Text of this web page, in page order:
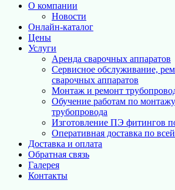
О компании
Новости
Онлайн-каталог
Цены
Услуги
Аренда сварочных аппаратов
Сервисное обслуживание,
сварочных аппаратов
Монтаж и ремонт
Обучение работам по
трубопровода
Изготовление ПЭ фитингов
Оперативная доставка по
Доставка и оплата
Обратная связь
Галерея
Контакты